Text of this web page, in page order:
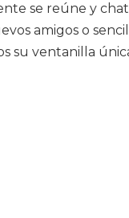
se reúne y
amigos o
su ventanilla